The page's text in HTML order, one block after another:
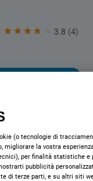
3.8 (4)
(o tecnologie di
la vostra
per finalità statistiche e
pubblicità
di terze parti, e su altri siti